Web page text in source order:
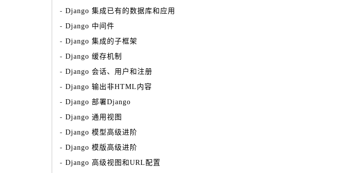
- Django 集成已有的数据库和应用
- Django 中间件
- Django 集成的子框架
- Django 缓存机制
- Django 会话、用户和注册
- Django 输出非HTML内容
- Django 部署Django
- Django 通用视图
- Django 模型高级进阶
- Django 模版高级进阶
- Django 高级视图和URL配置